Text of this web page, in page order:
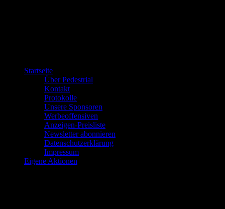
Startseite
Über Pedestrial
Kontakt
Protokolle
Unsere Sponsoren
Werbeoffensiven
Anzeigen-Preisliste
Newsletter abonnieren
Datenschutzerklärung
Impressum
Eigene Aktionen